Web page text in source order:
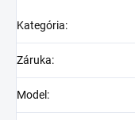
Kategória:
Záruka:
Model :